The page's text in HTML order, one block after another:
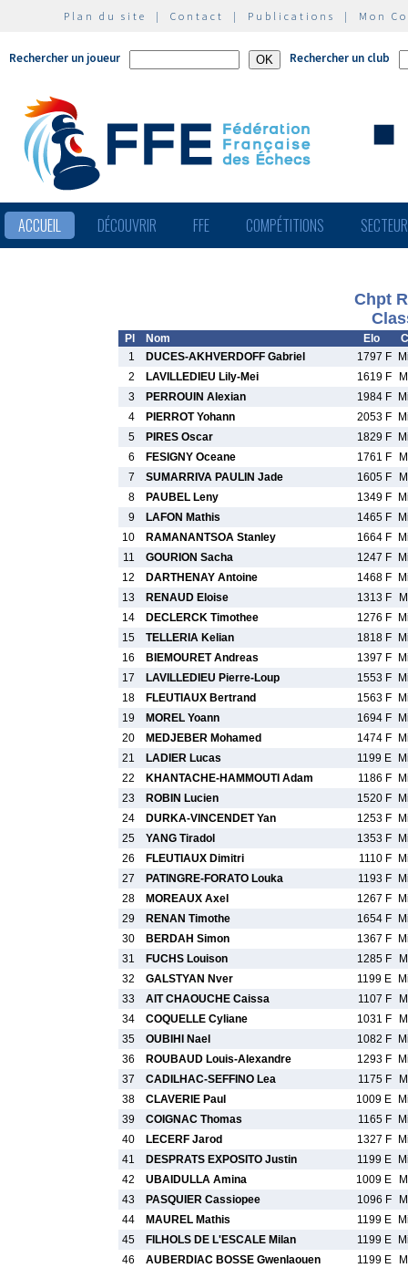
Plan du site | Contact | Publications | Mon
Rechercher un joueur Rechercher un club
ACCUEIL DÉCOUVRIR FFE COMPÉTITIONS
Chpt
Pl Nom Elo
1
DUCES-AKHVERDOFF Gabriel 1797 F
2
LAVILLEDIEU Lily-Mei 1619 F
3
PERROUIN Alexian 1984 F
4
PIERROT Yohann 2053 F
5
PIRES Oscar 1829 F
6
FESIGNY Oceane 1761 F
7
SUMARRIVA PAULIN Jade 1605 F
8
PAUBEL Leny 1349 F
9
LAFON Mathis 1465 F
10
RAMANANTSOA Stanley 1664 F
11
GOURION Sacha 1247 F
12
DARTHENAY Antoine 1468 F
13
RENAUD Eloise 1313 F
14
DECLERCK Timothee 1276 F
15
TELLERIA Kelian 1818 F
16
BIEMOURET Andreas 1397 F
17
LAVILLEDIEU Pierre-Loup 1553 F
18
FLEUTIAUX Bertrand 1563 F
19
MOREL Yoann 1694 F
20
MEDJEBER Mohamed 1474 F
21
LADIER Lucas 1199 E
22
KHANTACHE-HAMMOUTI Adam 1186 F
23
ROBIN Lucien 1520 F
24
DURKA-VINCENDET Yan 1253 F
25
YANG Tiradol 1353 F
26
FLEUTIAUX Dimitri 1110 F
27
PATINGRE-FORATO Louka 1193 F
28
MOREAUX Axel 1267 F
29
RENAN Timothe 1654 F
30
BERDAH Simon 1367 F
31
FUCHS Louison 1285 F
32
GALSTYAN Nver 1199 E
33
AIT CHAOUCHE Caissa 1107 F
34
COQUELLE Cyliane 1031 F
35
OUBIHI Nael 1082 F
36
ROUBAUD Louis-Alexandre 1293 F
37
CADILHAC-SEFFINO Lea 1175 F
38
CLAVERIE Paul 1009 E
39
COIGNAC Thomas 1165 F
40
LECERF Jarod 1327 F
41
DESPRATS EXPOSITO Justin 1199 E
42
UBAIDULLA Amina 1009 E
43
PASQUIER Cassiopee 1096 F
44
MAUREL Mathis 1199 E
45
FILHOLS DE L'ESCALE Milan 1199 E
46
AUBERDIAC BOSSE Gwenlaouen 1199 E